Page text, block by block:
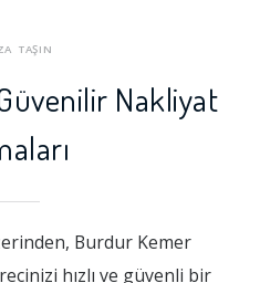
TAŞIN
Nakliyat
Burdur Kemer
hızlı ve güvenli bir